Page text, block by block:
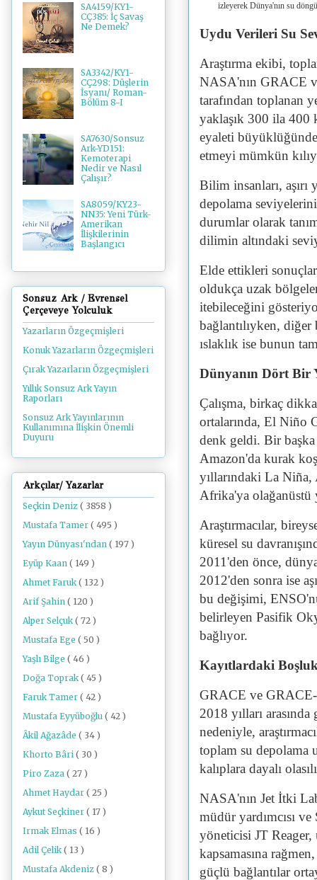
izleyerek Dünya'nın su
Uydu Verileri Su
Araştırma ekibi,
NASA'nın GRACE
tarafından toplanan
yaklaşık 300 ila 400
eyaleti
etmeyi mümkün
Bilim insanları,
depolama
durumlar olarak
dilimin altındaki
Elde ettikleri
oldukça uzak
itebileceğini
bağlantılıyken,
ıslaklık ise bunun
Dünyanın Dört Bir
Çalışma, birkaç
ortalarında, El Niño
denk geldi. Bir başka
Amazon'da kurak
yıllarındaki La
Afrika'ya olağanüstü
Araştırmacılar,
küresel su
2011'den önce,
2012'den sonra ise
bu değişimi,
belirleyen Pasifik
bağlıyor.
Kayıtlardaki
GRACE ve
2018 yılları
nedeniyle,
toplam su depolama
kalıplara dayalı
NASA'nın Jet İtki
müdür yardımcısı
yöneticisi JT Reager,
kapsamasına
güçlü bağlantılar
SA4159/KY1-
CÇ385: İç Savaş
Ne Demek?
SA3342/KY1-
CÇ298: Düşlerin
İsyanı/ Roman-
Bölüm 8-I
SA7630/Sonsuz
Ark-YD151:
Kemoterapi
Nedir ve Nasıl
Çalışır?
SA8059/KY23-
NN35: Yeni Türk-
Amerikan
İlişkilerinin
Başlangıcı
Sonsuz Ark / Evrensel
Çerçeveye Yolculuk
Yazarların Özgeçmişleri
Konuk Yazarların Özgeçmişleri
Çırak Yazarların Özgeçmişleri
Yıllık Sonsuz Ark Yayın
Raporları
Sonsuz Ark Yayınlarının
Kullanımına İlişkin Önemli
Duyuru
Arkçılar/ Yazarlar
Seçkin Deniz ( 3858 )
Mustafa Tamer ( 495 )
Yayın Dünyası'ndan ( 197 )
Eyüp Kaan ( 149 )
Ahmet Faruk ( 132 )
Arif Şahin ( 120 )
Alper Selçuk ( 72 )
Mustafa Ege ( 50 )
Yaşlı Bilge ( 46 )
Doğa Toprak ( 45 )
Faruk Tamer ( 42 )
Mustafa Eyyüboğlu ( 42 )
Âkil Ağazâde ( 34 )
Khorto Bâri ( 30 )
Piro Zaza ( 27 )
Ahmet Haydar ( 25 )
Aykut Seçkiner ( 17 )
Irmak Elmas ( 16 )
Adil Çelik ( 13 )
Mustafa Akdeniz ( 8 )